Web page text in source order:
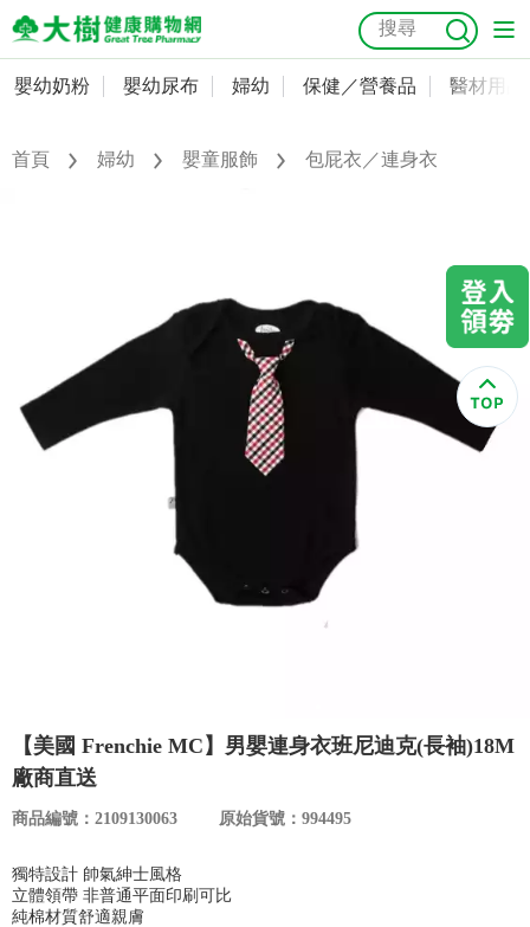
嬰幼奶粉
嬰幼尿布
成人照護
優惠活動
關於我們
合作提案
抗菌 尿布 大樹獨家 益生菌 魚油 幼兒米餅
會員資料及密碼修改
常用收件人清單
紅利點數查詢
購物金查詢
嬰幼奶粉 嬰幼尿布 婦幼 保健／營養品 醫材用品
首頁 婦幼 嬰童服飾 包屁衣／連身衣
【美國 Frenchie MC】男嬰連身衣班尼迪克(長袖)18M
廠商直送
商品編號：2109130063 原始貨號：994495
獨特設計 帥氣紳士風格
立體領帶 非普通平面印刷可比
純棉材質舒適親膚